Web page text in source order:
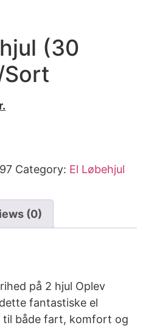
(30
Category: El Løbehjul
(0)
på 2 hjul Oplev
fantastiske el
til både fart, komfort og